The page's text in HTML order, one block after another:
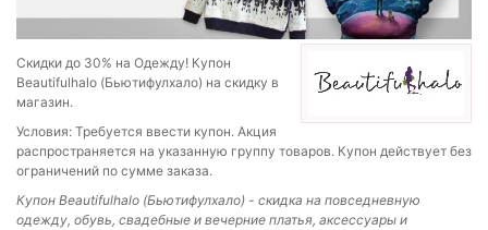
Скидки до 30% на Одежду! Купон
Beautifulhalo (Бьютифулхало) на скидку в
магазин.
Условия: Требуется ввести купон. Акция
распространяется на указанную группу товаров. Купон действует без
ограничений по сумме заказа.
Купон Beautifulhalo (Бьютифулхало) - скидка на повседневную
одежду, обувь, свадебные и вечерние платья, аксессуары и